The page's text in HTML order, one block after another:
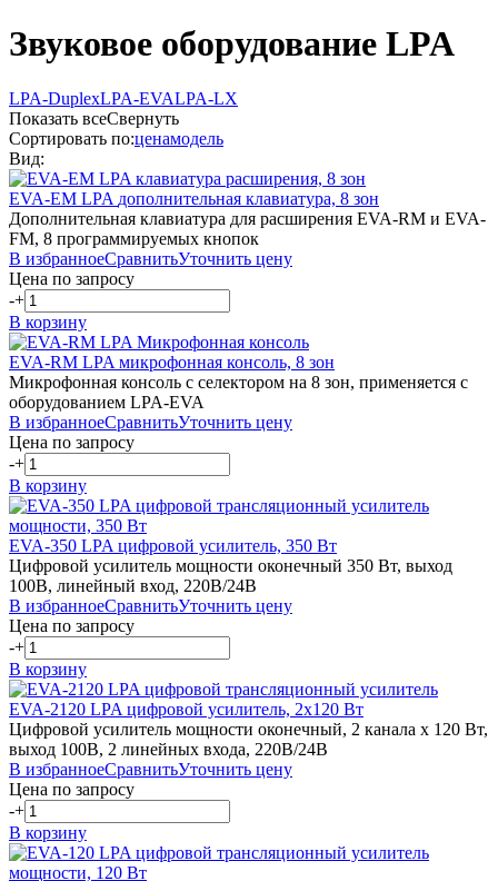
Звуковое оборудование LPA
LPA-DuplexLPA-EVALPA-LX
Показать всеСвернуть
Сортировать по:ценамодель
Вид:
EVA-EM LPA дополнительная клавиатура, 8 зон
Дополнительная клавиатура для расширения EVA-RM и EVA-
FM, 8 программируемых кнопок
В избранноеСравнитьУточнить цену
Цена по запросу
-+
В корзину
EVA-RM LPA микрофонная консоль, 8 зон
Микрофонная консоль с селектором на 8 зон, применяется с
оборудованием LPA-EVA
В избранноеСравнитьУточнить цену
Цена по запросу
-+
В корзину
EVA-350 LPA цифровой усилитель, 350 Вт
Цифровой усилитель мощности оконечный 350 Вт, выход
100В, линейный вход, 220В/24В
В избранноеСравнитьУточнить цену
Цена по запросу
-+
В корзину
EVA-2120 LPA цифровой усилитель, 2х120 Вт
Цифровой усилитель мощности оконечный, 2 канала х 120 Вт,
выход 100В, 2 линейных входа, 220В/24В
В избранноеСравнитьУточнить цену
Цена по запросу
-+
В корзину